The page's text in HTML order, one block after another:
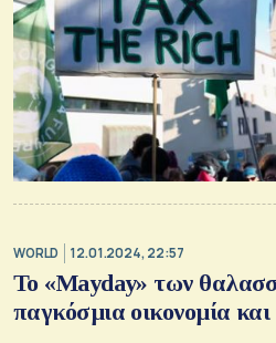
WORLD 12.01.2024, 22:57
To «Mayday» των
παγκόσμια οικονομία